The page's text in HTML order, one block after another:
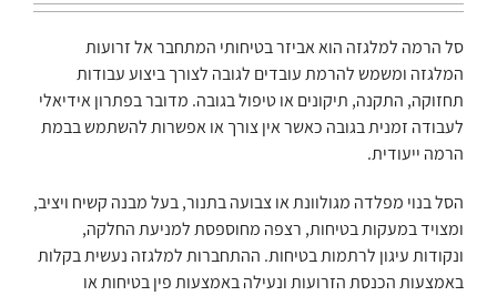
סל הרמה למלגזה הוא אביזר בטיחותי המתחבר אל זרועות
המלגזה ומשמש להרמת עובדים לגובה לצורך ביצוע עבודות
תחזוקה, התקנה, תיקונים או טיפול בגובה. מדובר בפתרון אידיאלי
לעבודה זמנית בגובה כאשר אין צורך או אפשרות להשתמש בבמת
הרמה ייעודית.
הסל בנוי מפלדה מגולוונת או צבועה בתנור, בעל מבנה קשיח ויציב,
ומצויד במעקות בטיחות, רצפה מחוספסת למניעת החלקה,
ונקודות עיגון לרתמות בטיחות. ההתחברות למלגזה נעשית בקלות
באמצעות הכנסת הזרועות ונעילה באמצעות פין בטיחות או